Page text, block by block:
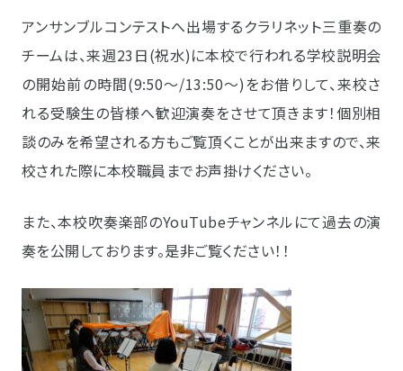
アンサンブルコンテストへ出場するクラリネット三重奏の
チームは、来週23日(祝水)に本校で行われる学校説明会
の開始前の時間(9:50～/13:50～)をお借りして、来校さ
れる受験生の皆様へ歓迎演奏をさせて頂きます！個別相
談のみを希望される方もご覧頂くことが出来ますので、来
校された際に本校職員までお声掛けください。
また、本校吹奏楽部のYouTubeチャンネルにて過去の演
奏を公開しております。是非ご覧ください！！